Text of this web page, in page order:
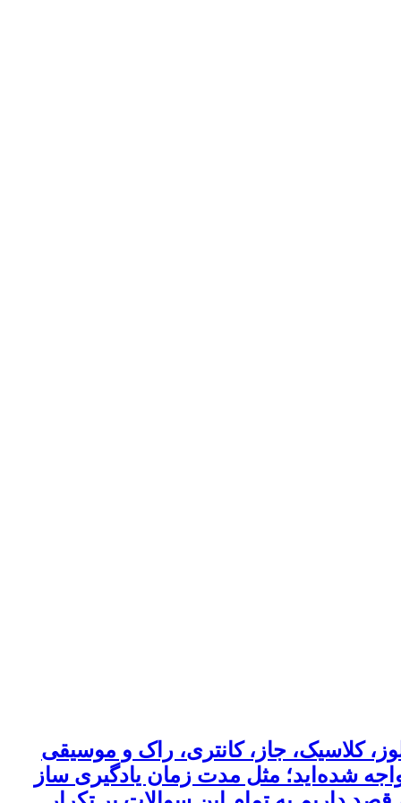
کلاسیک، جاز، کانتری، راک و موسیقی
شده‌اید؛ مثل مدت زمان یادگیری ساز